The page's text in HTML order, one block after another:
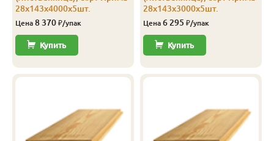
28х143х4000х5шт.
Цена 8 370 ₽/упак
Купить
28х143х3000х5шт.
Цена 6 295 ₽/упак
Купить